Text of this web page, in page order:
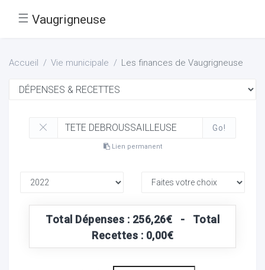
☰ Vaugrigneuse
Accueil Vie municipale Les finances de Vaugrigneuse
Go!
Lien permanent
Total Dépenses : 256,26€ - Total
Recettes : 0,00€